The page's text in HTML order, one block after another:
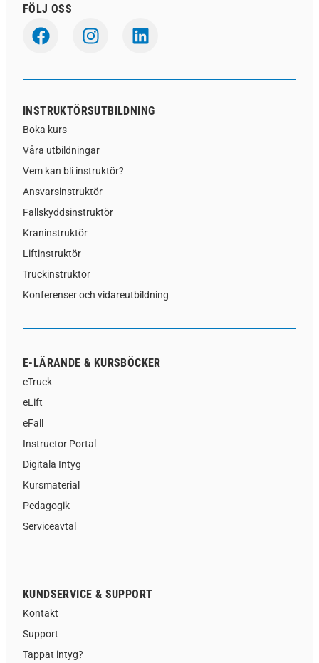
FÖLJ OSS
INSTRUKTÖRSUTBILDNING
Boka kurs
Våra utbildningar
Vem kan bli instruktör?
Ansvarsinstruktör
Fallskyddsinstruktör
Kraninstruktör
Liftinstruktör
Truckinstruktör
Konferenser och vidareutbildning
E-LÄRANDE & KURSBÖCKER
eTruck
eLift
eFall
Instructor Portal
Digitala Intyg
Kursmaterial
Pedagogik
Serviceavtal
KUNDSERVICE & SUPPORT
Kontakt
Support
Tappat intyg?